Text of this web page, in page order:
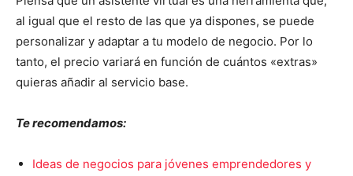
al igual que el resto de las que ya dispones, se puede
personalizar y adaptar a tu modelo de negocio. Por lo
tanto, el precio variará en función de cuántos «extras»
quieras añadir al servicio base.
Te recomendamos:
Ideas de negocios para jóvenes emprendedores y